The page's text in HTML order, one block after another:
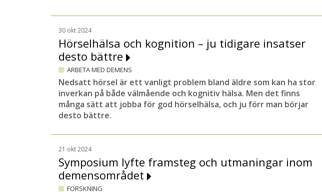
30 okt 2024
Hörselhälsa och kognition – ju tidigare insatser
desto bättre
ARBETA MED DEMENS
Nedsatt hörsel är ett vanligt problem bland äldre som kan ha stor
inverkan på både välmående och kognitiv hälsa. Men det finns
många sätt att jobba för god hörselhälsa, och ju förr man börjar
desto bättre.
21 okt 2024
Symposium lyfte framsteg och utmaningar inom
demensområdet
FORSKNING